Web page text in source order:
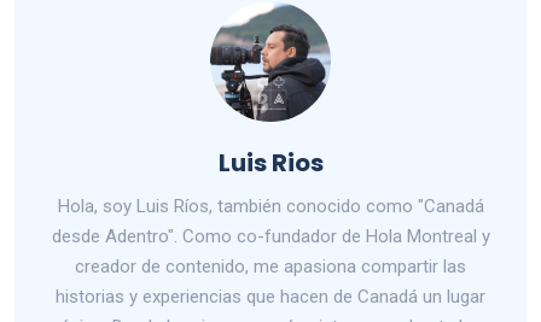
Luis Rios
Hola, soy Luis Ríos, también conocido como "Canadá
desde Adentro". Como co-fundador de Hola Montreal y
creador de contenido, me apasiona compartir las
historias y experiencias que hacen de Canadá un lugar